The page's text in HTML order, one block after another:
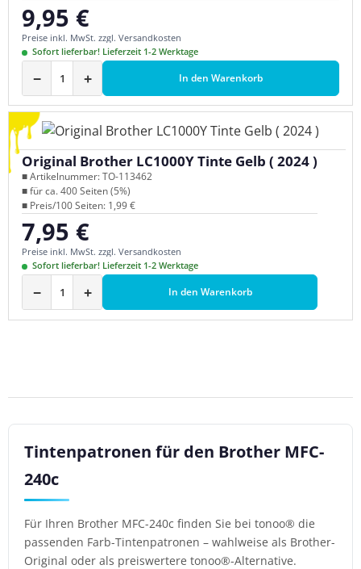
Regulärer Preis:
9,95 €
Preise inkl. MwSt. zzgl. Versandkosten
Sofort lieferbar! Lieferzeit 1-2 Werktage
− + In den Warenkorb
Original Brother LC1000Y Tinte Gelb ( 2024 )
■ Artikelnummer: TO-113462
■ für ca. 400 Seiten (5%)
■ Preis/100 Seiten: 1,99 €
Regulärer Preis:
7,95 €
Preise inkl. MwSt. zzgl. Versandkosten
Sofort lieferbar! Lieferzeit 1-2 Werktage
− + In den Warenkorb
Tintenpatronen für den Brother MFC-
240c
Für Ihren Brother MFC-240c finden Sie bei tonoo® die
passenden Farb-Tintenpatronen – wahlweise als Brother-
Original oder als preiswertere tonoo®-Alternative.